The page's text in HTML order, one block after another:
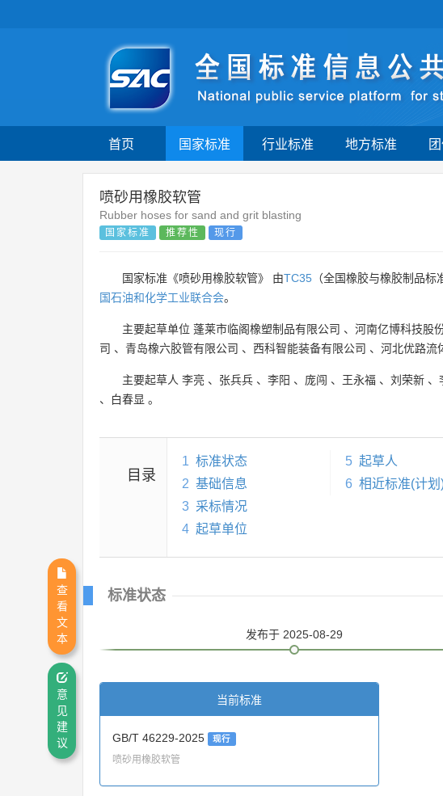
首页 国家标准 行业标准 地方标准
喷砂用橡胶软管
Rubber hoses for sand and grit blasting
国家标准 推荐性 现行
国家标准《喷砂用橡胶软管》 由TC35 （全国橡胶与橡胶制品标
国石油和化学工业联合会。
主要起草单位 蓬莱市临阁橡塑制品有限公司 、 河南亿博科技股
司 、 青岛橡六胶管有限公司 、 西科智能装备有限公司 、 河北优路流
主要起草人 李亮 、 张兵兵 、 李阳 、 庞闯 、 王永福 、 刘荣新 、
、
白春显 。
目录
1 标准状态
2 基础信息
3 采标情况
4 起草单位
5 起草人
6 相近标准(计划
标准状态
发布于 2025-08-29
当前标准
GB/T 46229-2025 现行
喷砂用橡胶软管
查
看
文
本
意
见
建
议